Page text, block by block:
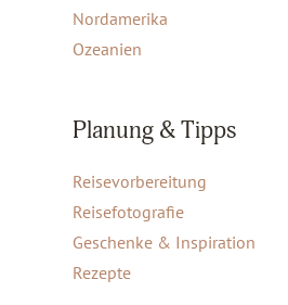
Nordamerika
Ozeanien
Planung & Tipps
Reisevorbereitung
Reisefotografie
Geschenke & Inspiration
Rezepte